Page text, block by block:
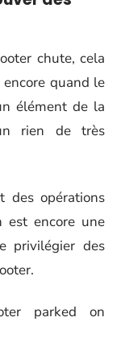
chute, cela
quand le
élément de la
rien de très
des opérations
est encore une
privilégier des